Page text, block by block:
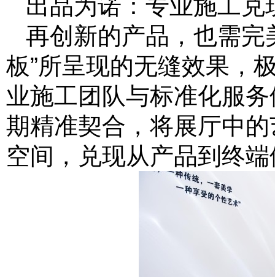
出品为诺：专业施工
再创新的产品，也需完
板”所呈现的无缝效果，
业施工团队与标准化服
期精准契合，将展厅中
空间，兑现从产品到终